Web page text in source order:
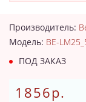
Производитель:
Модель: BE-
ПОД ЗАКАЗ
1856р.